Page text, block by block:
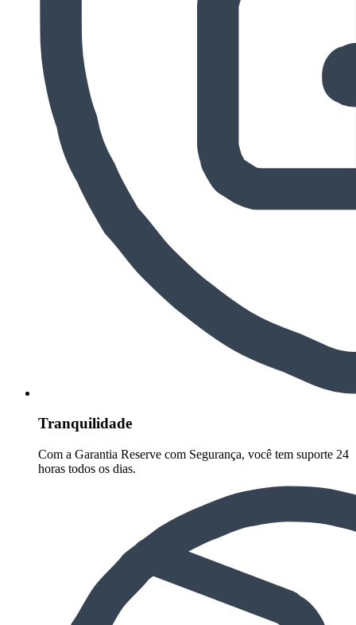
Tranquilidade
Com a Garantia Reserve com Segurança, você tem suporte 24
horas todos os dias.